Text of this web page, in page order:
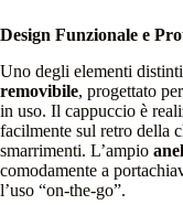
Design Funzionale e
Uno degli elementi
removibile, progettato
in uso. Il cappuccio è
facilmente sul retro della
smarrimenti. L’ampio
comodamente a
l’uso “on‑the‑go”.